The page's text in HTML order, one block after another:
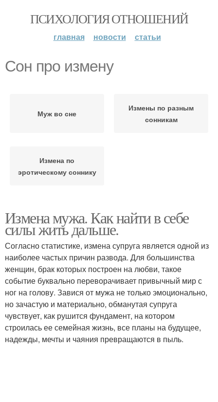
ПСИХОЛОГИЯ ОТНОШЕНИЙ
главная новости статьи
Сон про измену
Муж во сне
Измены по разным
сонникам
Измена по
эротическому соннику
Измена мужа. Как найти в себе
силы жить дальше.
Согласно статистике, измена супруга является одной из
наиболее частых причин развода. Для большинства
женщин, брак которых построен на любви, такое
событие буквально переворачивает привычный мир с
ног на голову. Завися от мужа не только эмоционально,
но зачастую и материально, обманутая супруга
чувствует, как рушится фундамент, на котором
строилась ее семейная жизнь, все планы на будущее,
надежды, мечты и чаяния превращаются в пыль.